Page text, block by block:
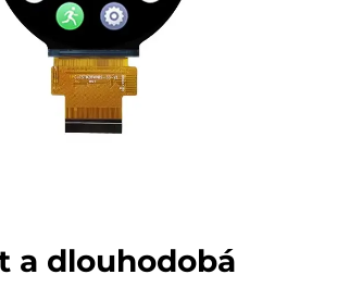
a dlouhodobá